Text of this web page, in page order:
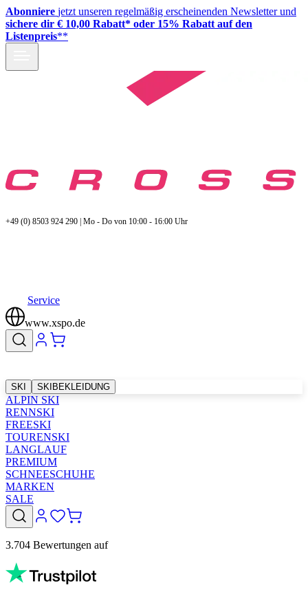
Abonniere jetzt unseren regelmäßig erscheinenden Newsletter und
sichere dir € 10,00 Rabatt* oder 15% Rabatt auf den
Listenpreis**
+49 (0) 8503 924 290 | Mo - Do von 10:00 - 16:00 Uhr
Service
www.xspo.de
SKI SKIBEKLEIDUNG
ALPIN SKI
RENNSKI
FREESKI
TOURENSKI
LANGLAUF
PREMIUM
SCHNEESCHUHE
MARKEN
SALE
3.704 Bewertungen auf